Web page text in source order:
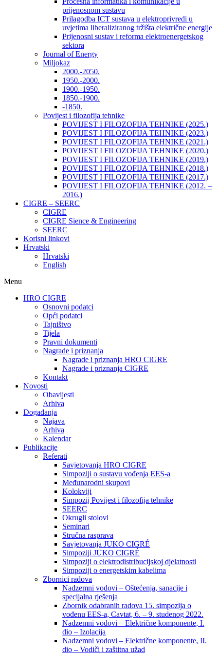
prijenosnom sustavu
Prilagodba ICT sustava u elektroprivredi u
uvjetima liberaliziranog tržišta električne energije
Prijenosni sustav i reforma elektroenergetskog
sektora
Journal of Energy
Miljokaz
2000.-2050.
1950.-2000.
1900.-1950.
1850.-1900.
-1850.
Povijest i filozofija tehnike
POVIJEST I FILOZOFIJA TEHNIKE (2025.)
POVIJEST I FILOZOFIJA TEHNIKE (2023.)
POVIJEST I FILOZOFIJA TEHNIKE (2021.)
POVIJEST I FILOZOFIJA TEHNIKE (2020.)
POVIJEST I FILOZOFIJA TEHNIKE (2019.)
POVIJEST I FILOZOFIJA TEHNIKE (2018.)
POVIJEST I FILOZOFIJA TEHNIKE (2017.)
POVIJEST I FILOZOFIJA TEHNIKE (2012. –
2016.)
CIGRE – SEERC
CIGRE
CIGRE Sience & Engineering
SEERC
Korisni linkovi
Hrvatski
Hrvatski
English
Menu
HRO CIGRE
Osnovni podatci​
Opći podatci
Tajništvo
Tijela
Pravni dokumenti
Nagrade i priznanja
Nagrade i priznanja HRO CIGRE
Nagrade i priznanja CIGRE
Kontakt
Novosti
Obavijesti
Arhiva
Događanja
Najava
Arhiva
Kalendar
Publikacije
Referati
Savjetovanja HRO CIGRE
Simpoziji o sustavu vođenja EES-a
Međunarodni skupovi
Kolokviji​
Simpozij Povijest i filozofija tehnike
SEERC
Okrugli stolovi
Seminari​
Stručna rasprava​
Savjetovanja JUKO CIGRÉ
Simpoziji JUKO CIGRÉ
Simpoziji o elektrodistribucijskoj djelatnosti
Simpoziji o energetskim kabelima
Zbornici radova
Nadzemni vodovi – Oštećenja, sanacije i
specijalna rješenja
Zbornik odabranih radova 15. simpozija o
vođenu EES-a, Cavtat, 6. – 9. studenog 2022.
Nadzemni vodovi – Električne komponente, I.
dio – Izolacija
Nadzemni vodovi – Električne komponente, II.
dio – Vodiči i zaštitna užad